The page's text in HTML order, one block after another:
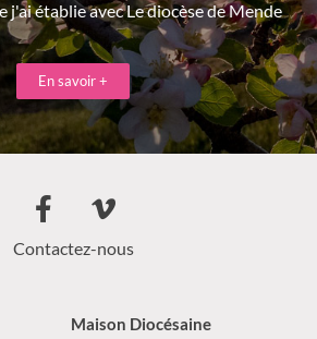
j'ai établie avec Le diocèse de Mende
En savoir +
Contactez-nous
Maison Diocésaine